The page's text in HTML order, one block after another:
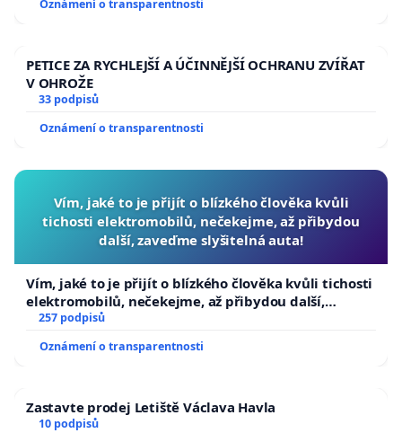
Oznámení o transparentnosti
PETICE ZA RYCHLEJŠÍ A ÚČINNĚJŠÍ OCHRANU ZVÍŘAT
V OHROŽE
33 podpisů
Oznámení o transparentnosti
Vím, jaké to je přijít o blízkého člověka kvůli
tichosti elektromobilů, nečekejme, až přibydou
další, zaveďme slyšitelná auta!
Vím, jaké to je přijít o blízkého člověka kvůli tichosti
elektromobilů, nečekejme, až přibydou další,
zaveďme slyšitelná auta!
257 podpisů
Oznámení o transparentnosti
Zastavte prodej Letiště Václava Havla
10 podpisů